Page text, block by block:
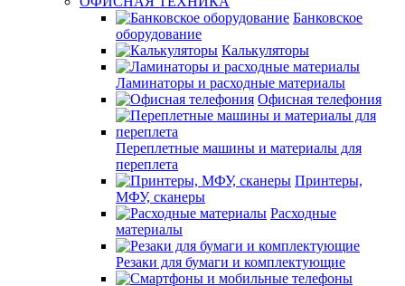
Банковское
оборудование
Калькуляторы
Ламинаторы и расходные материалы
Офисная телефония
Переплетные машины и материалы для
переплета
Принтеры,
МФУ, сканеры
Расходные
материалы
Резаки для бумаги и комплектующие